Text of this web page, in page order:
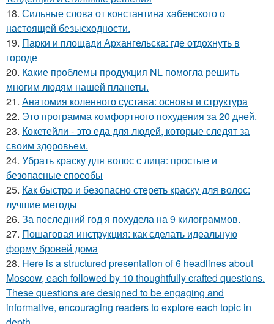
18. Сильные слова от константина хабенского о
настоящей безысходности.
19. Парки и площади Архангельска: где отдохнуть в
городе
20. Какие проблемы продукция NL помогла решить
многим людям нашей планеты.
21. Анатомия коленного сустава: основы и структура
22. Это программа комфортного похудения за 20 дней.
23. Кокетейли - это еда для людей, которые следят за
своим здоровьем.
24. Убрать краску для волос с лица: простые и
безопасные способы
25. Как быстро и безопасно стереть краску для волос:
лучшие методы
26. За последний год я похудела на 9 килограммов.
27. Пошаговая инструкция: как сделать идеальную
форму бровей дома
28. Here is a structured presentation of 6 headlines about
Moscow, each followed by 10 thoughtfully crafted questions.
These questions are designed to be engaging and
informative, encouraging readers to explore each topic in